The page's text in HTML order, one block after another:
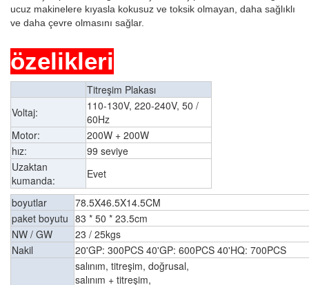
ucuz makinelere kıyasla kokusuz ve toksik olmayan, daha sağlıklı
ve daha çevre olmasını sağlar.
özelikleri
Titreşim Plakası
Voltaj:
110-130V, 220-240V, 50 /
60Hz
Motor:
200W + 200W
hız:
99 seviye
Uzaktan
kumanda:
Evet
boyutlar
78.5X46.5X14.5CM
paket boyutu 83 * 50 * 23.5cm
NW / GW
23 / 25kgs
Nakil
20'GP: 300PCS 40'GP: 600PCS 40'HQ: 700PCS
salınım, titreşim, doğrusal,
salınım + titreşim,